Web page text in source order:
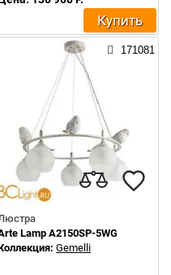
Купить
171081
Lamp A2150SP-5WG
Gemelli